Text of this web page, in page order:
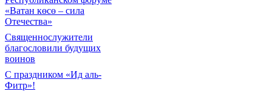
«Ватан көсө – сила
Отечества»
Священнослужители
благословили будущих
воинов
С праздником «Ид аль-
Фитр»!